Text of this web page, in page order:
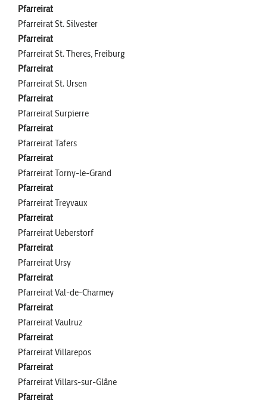
Pfarreirat
Pfarreirat St. Silvester
Pfarreirat
Pfarreirat St. Theres, Freiburg
Pfarreirat
Pfarreirat St. Ursen
Pfarreirat
Pfarreirat Surpierre
Pfarreirat
Pfarreirat Tafers
Pfarreirat
Pfarreirat Torny-le-Grand
Pfarreirat
Pfarreirat Treyvaux
Pfarreirat
Pfarreirat Ueberstorf
Pfarreirat
Pfarreirat Ursy
Pfarreirat
Pfarreirat Val-de-Charmey
Pfarreirat
Pfarreirat Vaulruz
Pfarreirat
Pfarreirat Villarepos
Pfarreirat
Pfarreirat Villars-sur-Glâne
Pfarreirat